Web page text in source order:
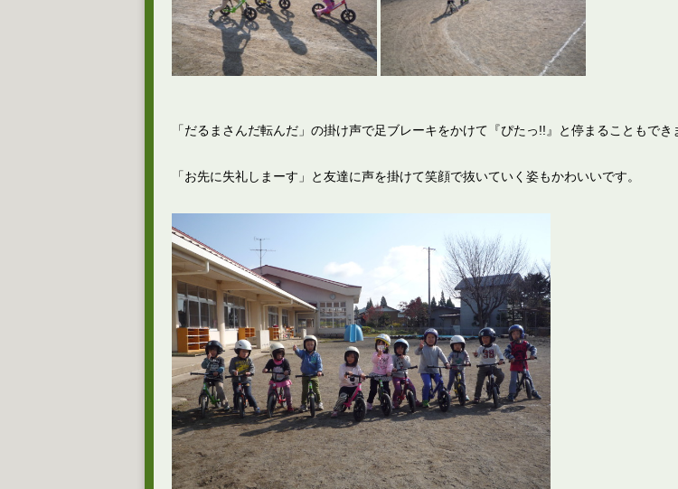
「だるまさんだ転んだ」の掛け声で足ブレーキをかけて『ぴたっ!!』と停まることもでき
「お先に失礼しまーす」と友達に声を掛けて笑顔で抜いていく姿もかわいいです。